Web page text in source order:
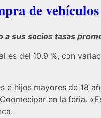
de
sus socios tasas
del 10.9 %, con
hijos mayores de 18
en la feria.